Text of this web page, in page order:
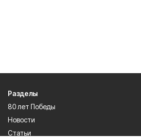
Разделы
80 лет Победы
Новости
Статьи